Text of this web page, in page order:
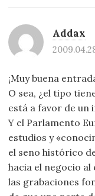
Addax
¡Muy buena
O sea, ¿el tipo
está a favor de
Y el Parlamento
estudios y
el seno histórico
hacia el negocio
las grabaciones